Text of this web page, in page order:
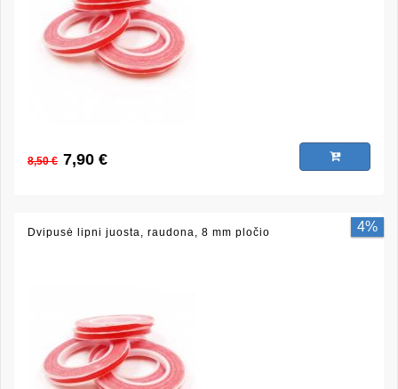
8,50 € 7,90 €
4%
Dvipusė lipni juosta, raudona, 8 mm pločio